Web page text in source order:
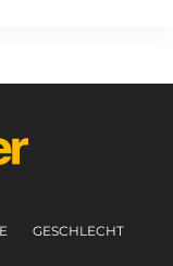
GESCHLECHT